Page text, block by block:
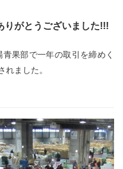
りがとうございました!!!
果部で一年の取引を締めく
れました。